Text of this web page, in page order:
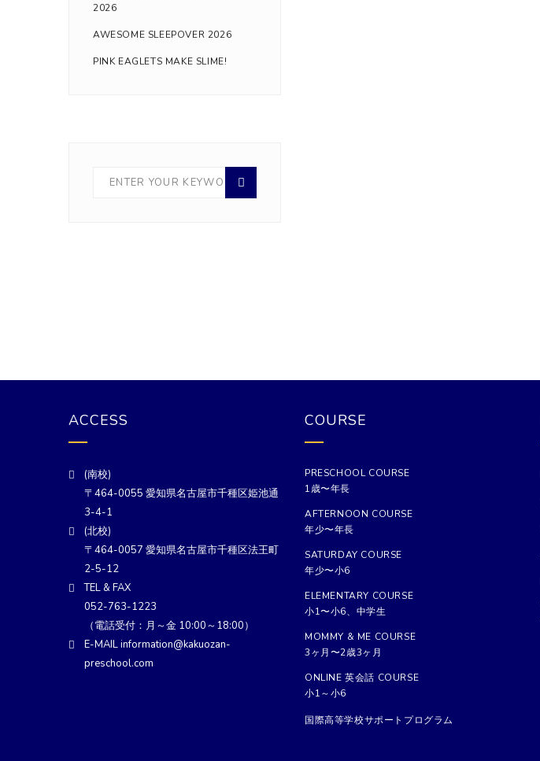
2026
AWESOME SLEEPOVER 2026
PINK EAGLETS MAKE SLIME!
ACCESS
(南校)
〒464-0055 愛知県名古屋市千種区姫池通
3-4-1
(北校)
〒464-0057 愛知県名古屋市千種区法王町
2-5-12
TEL & FAX
052-763-1223
（電話受付：月～金 10:00～18:00）
E-MAIL information@kakuozan-
preschool.com
COURSE
PRESCHOOL COURSE
1歳〜年長
AFTERNOON COURSE
年少〜年長
SATURDAY COURSE
年少〜小6
ELEMENTARY COURSE
小1〜小6、中学生
MOMMY & ME COURSE
3ヶ月〜2歳3ヶ月
ONLINE 英会話 COURSE
小1～小6
国際高等学校サポートプログラム